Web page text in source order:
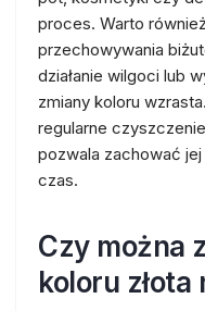
proces. Warto
przechowywania
działanie wilgoci lub
zmiany koloru
regularne
pozwala zachować
czas.
Czy można
koloru złota